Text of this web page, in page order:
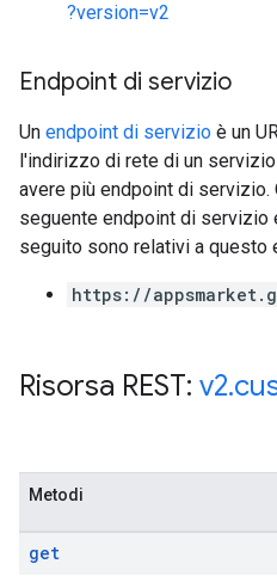
?version=v2
Endpoint di servizio
Un endpoint di servizio è un
l'indirizzo di rete di un
avere più endpoint di
seguente endpoint di servizio
seguito sono relativi a questo
https://
Risorsa REST: v2.
Metodi
get